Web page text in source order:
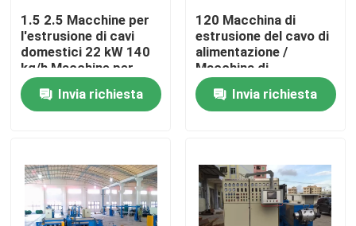
Casa.
Prodotti
Su di noi
1.5 2.5 Macchine per
l'estrusione di cavi
domestici 22 kW 140
kg/h Macchine per
l'estrusione di fili
Invia richiesta
120 Macchina di
estrusione del cavo di
alimentazione /
Macchina di
estrusione industriale
Invia richiesta